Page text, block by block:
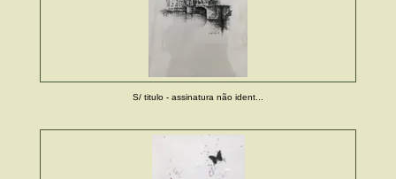
S/ titulo - assinatura não ident...